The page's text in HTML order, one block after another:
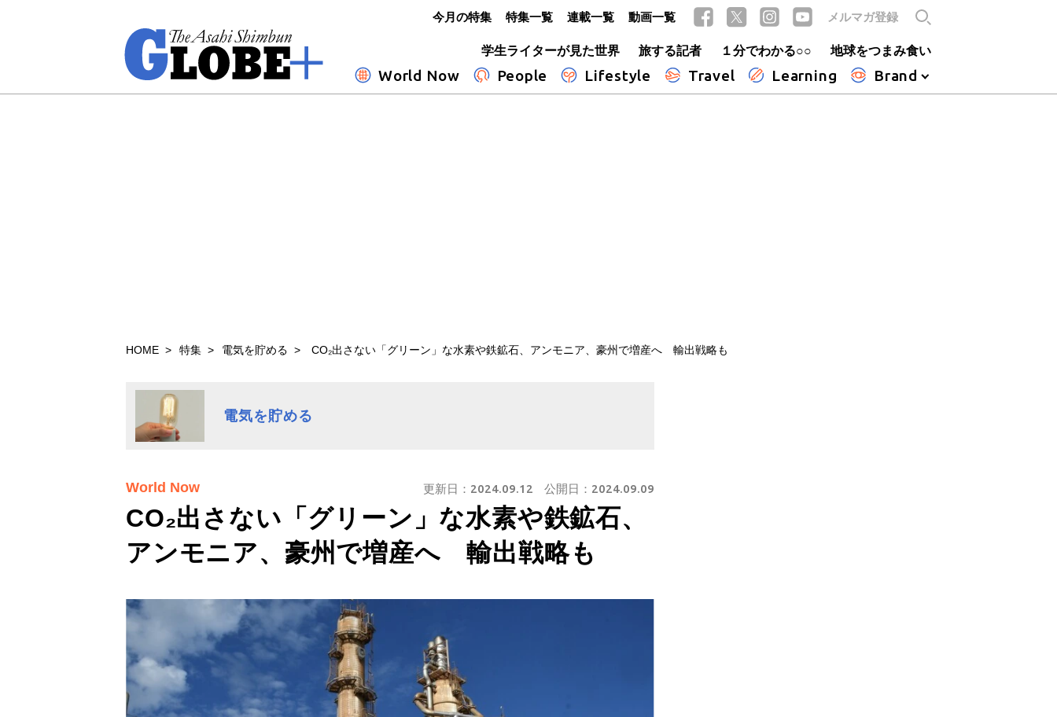
学生ライターが見た世界
旅する記者 １分でわかる○○ 地球をつまみ食い
World Now People Lifestyle Travel Learning Brand
今月の特集 特集一覧 連載一覧 動画一覧 メルマガ登録
HOME 特集 電気を貯める CO₂出さない「グリーン」な水素や鉄鉱石、アンモニア、豪州で増産へ 輸出戦略も
電気を貯める
CO₂出さない「グリーン」な水素や鉄鉱石、
アンモニア、豪州で増産へ 輸出戦略も
World Now 更新日： 2024.09.12 公開日： 2024.09.09